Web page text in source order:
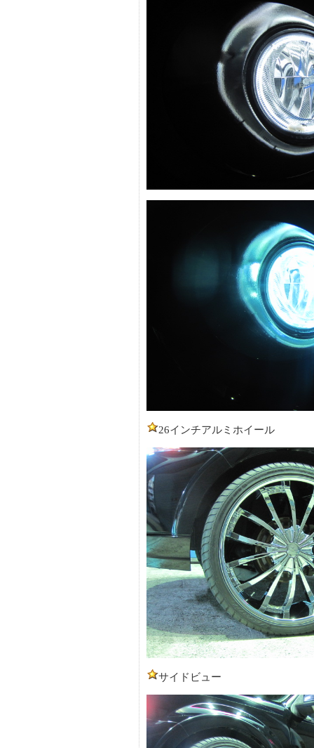
26インチアルミホイール
サイドビュー